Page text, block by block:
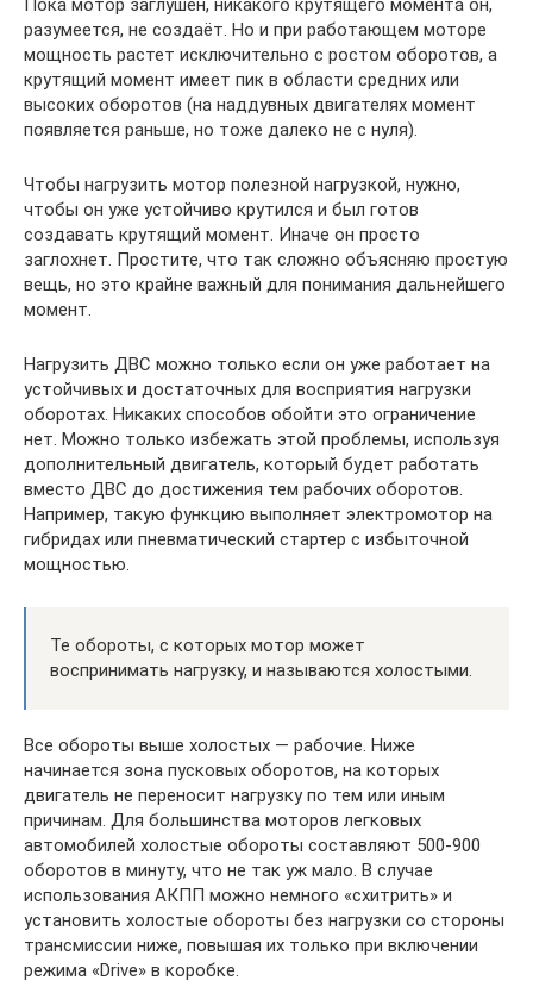
Пока мотор заглушен, никакого крутящего момента он,
разумеется, не создаёт. Но и при работающем моторе
мощность растет исключительно с ростом оборотов, а
крутящий момент имеет пик в области средних или
высоких оборотов (на наддувных двигателях момент
появляется раньше, но тоже далеко не с нуля).
Чтобы нагрузить мотор полезной нагрузкой, нужно,
чтобы он уже устойчиво крутился и был готов
создавать крутящий момент. Иначе он просто
заглохнет. Простите, что так сложно объясняю простую
вещь, но это крайне важный для понимания дальнейшего
момент.
Нагрузить ДВС можно только если он уже работает на
устойчивых и достаточных для восприятия нагрузки
оборотах. Никаких способов обойти это ограничение
нет. Можно только избежать этой проблемы, используя
дополнительный двигатель, который будет работать
вместо ДВС до достижения тем рабочих оборотов.
Например, такую функцию выполняет электромотор на
гибридах или пневматический стартер с избыточной
мощностью.
Те обороты, с которых мотор может
воспринимать нагрузку, и называются холостыми.
Все обороты выше холостых — рабочие. Ниже
начинается зона пусковых оборотов, на которых
двигатель не переносит нагрузку по тем или иным
причинам. Для большинства моторов легковых
автомобилей холостые обороты составляют 500-900
оборотов в минуту, что не так уж мало. В случае
использования АКПП можно немного «схитрить» и
установить холостые обороты без нагрузки со стороны
трансмиссии ниже, повышая их только при включении
режима «Drive» в коробке.